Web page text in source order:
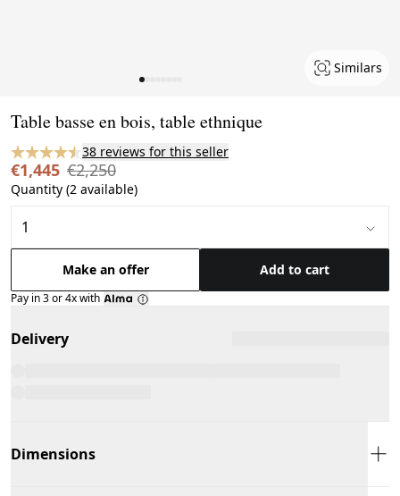
Similars
Table basse en bois, table ethnique
38 reviews for this seller
€1,445 €2,250
Quantity (2 available)
Make an offer Add to cart
Pay in 3 or 4x with
Delivery
Dimensions